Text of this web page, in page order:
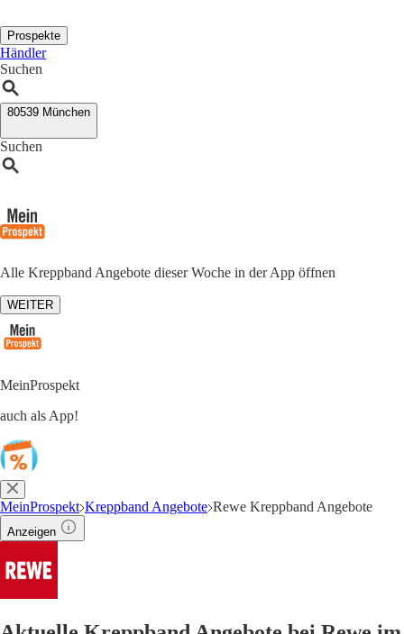
Prospekte
Händler
Suchen
80539 München
Suchen
Alle Kreppband Angebote dieser Woche in der App öffnen
WEITER
MeinProspekt
auch als App!
MeinProspekt Kreppband Angebote Rewe Kreppband Angebote
Anzeigen